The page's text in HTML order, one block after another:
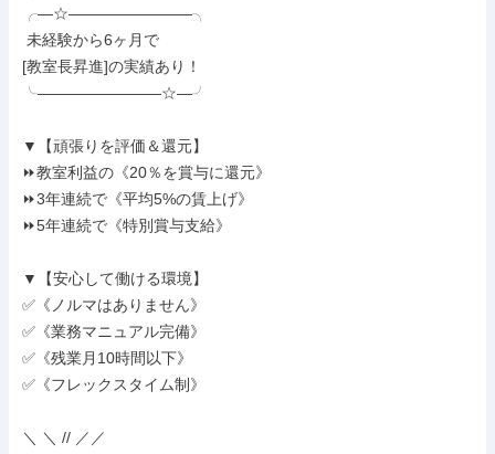
╭―☆――――――――╮
[教室長昇進]の実績あり！
╰――――――――☆―╯
▼【頑張りを評価＆還元】
⏩教室利益の《20％を賞与に還元》
⏩3年連続で《平均5%の賃上げ》
⏩5年連続で《特別賞与支給》
▼【安心して働ける環境】
✅《ノルマはありません》
✅《業務マニュアル完備》
✅《残業月10時間以下》
✅《フレックスタイム制》
＼ ＼ // ／／